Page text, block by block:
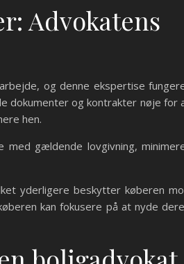
Advokatens
og denne ekspertise
dokumenter og kontrakter nøje for
hen.
gældende lovgivning,
yderligere beskytter køberen
kan fokusere på at nyde